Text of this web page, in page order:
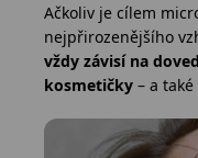
Ačkoliv je cílem
nejpřirozenějšího
vždy závisí na
kosmetičky – a